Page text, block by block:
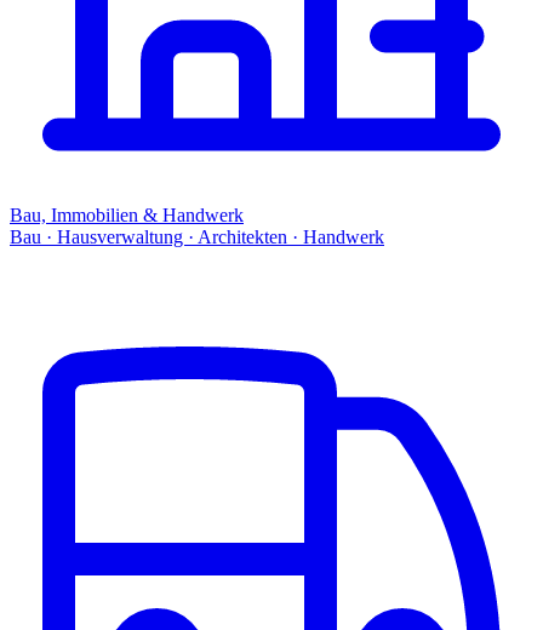
Bau, Immobilien & Handwerk
Bau · Hausverwaltung · Architekten · Handwerk